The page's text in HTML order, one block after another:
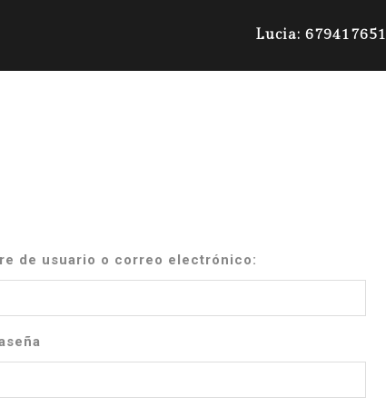
Lucia: 679417651
de usuario o correo electrónico: